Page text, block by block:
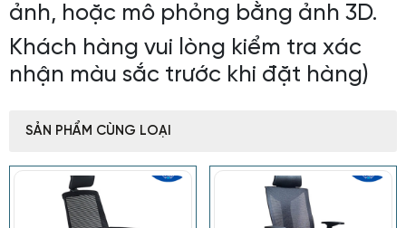
ảnh, hoặc mô phỏng bằng ảnh 3D.
Khách hàng vui lòng kiểm tra xác
nhận màu sắc trước khi đặt hàng)
SẢN PHẨM CÙNG LOẠI